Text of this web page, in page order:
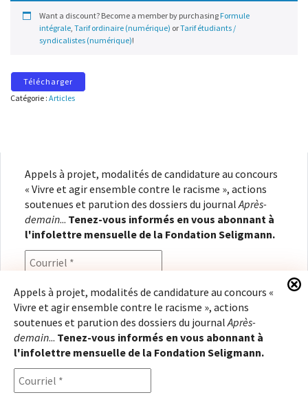
Want a discount? Become a member by purchasing Formule
intégrale, Tarif ordinaire (numérique) orTarif étudiants /
syndicalistes (numérique)!
Télécharger
Catégorie : Articles
Appels à projet, modalités de candidature au concours
« Vivre et agir ensemble contre le racisme », actions
soutenues et parution des dossiers du journal Après-
demain... Tenez-vous informés en vous abonnant à
l'infolettre mensuelle de la Fondation Seligmann.
En renseignant votre adresse électronique, vous
consentez à recevoir l'infolettre de la Fondation
Seligmann, conformément à notrepolitique de
confidentialité. Il vous sera possible de vous
désabonner à tout moment.
Appels à projet, modalités de candidature au concours «
Vivre et agir ensemble contre le racisme », actions
soutenues et parution des dossiers du journalAprès-
demain... Tenez-vous informés en vous abonnant à
l'infolettre mensuelle de la Fondation Seligmann.